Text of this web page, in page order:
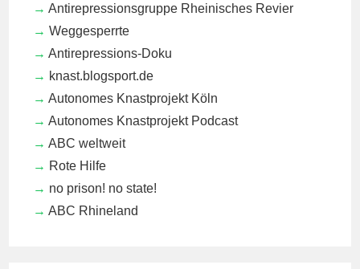
Antirepressionsgruppe Rheinisches Revier
Weggesperrte
Antirepressions-Doku
knast.blogsport.de
Autonomes Knastprojekt Köln
Autonomes Knastprojekt Podcast
ABC weltweit
Rote Hilfe
no prison! no state!
ABC Rhineland